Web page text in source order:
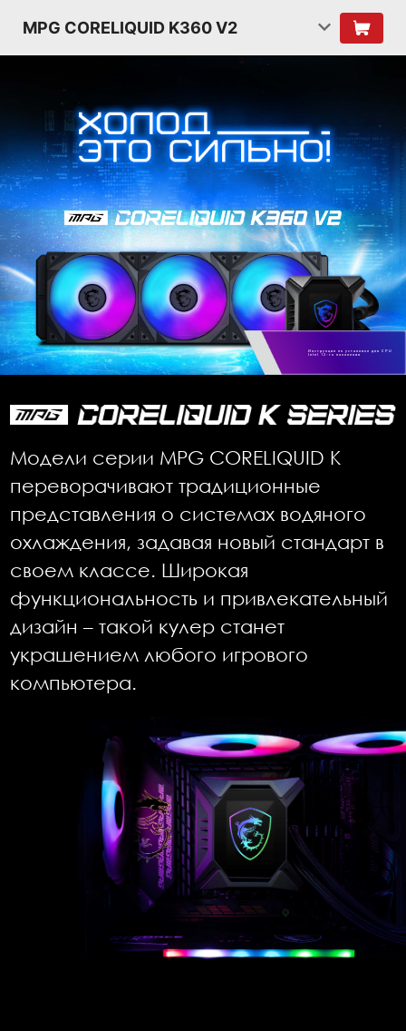
MPG CORELIQUID K360 V2
Инструкция по установке для CPU
Intel 12-го поколения
Модели серии MPG CORELIQUID K
переворачивают традиционные
представления о системах водяного
охлаждения, задавая новый стандарт в
своем классе. Широкая
функциональность и привлекательный
дизайн – такой кулер станет
украшением любого игрового
компьютера.